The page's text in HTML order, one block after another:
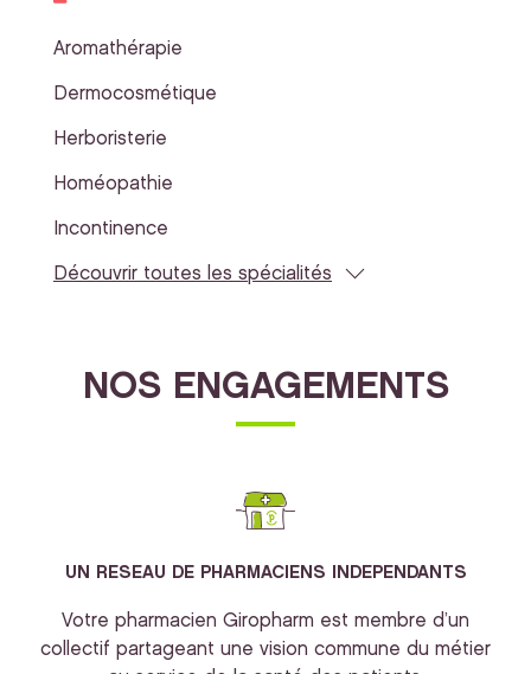
Aromathérapie
Dermocosmétique
Herboristerie
Homéopathie
Incontinence
Découvrir toutes les spécialités
NOS ENGAGEMENTS
UN RESEAU DE PHARMACIENS INDEPENDANTS
Votre pharmacien Giropharm est membre d’un
collectif partageant une vision commune du métier